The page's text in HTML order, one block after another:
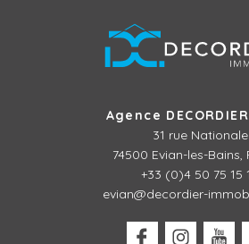
Agence
31 rue Nationale
74500 Evian-les-Bains,
+33 (0)4 50 75 15
evian@decordier-